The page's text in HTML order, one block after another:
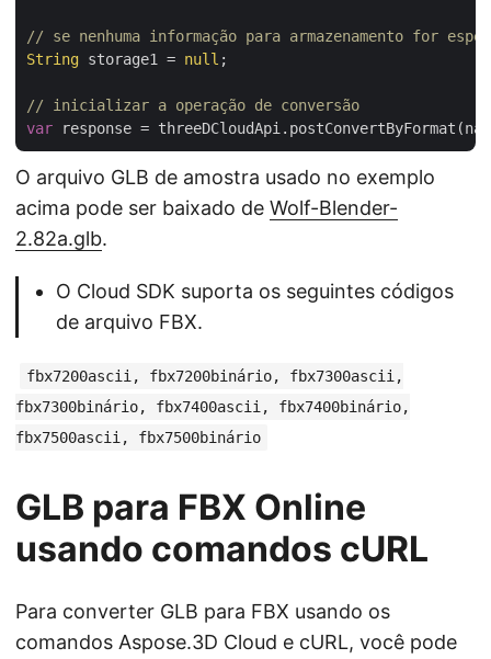
// se nenhuma informação para armazenamento for
String storage1 = null ;
// inicializar a operação de conversão
var response =
O arquivo GLB de amostra usado no exemplo
acima pode ser baixado de Wolf-Blender-
2.82a.glb.
O Cloud SDK suporta os seguintes códigos
de arquivo FBX.
fbx7200ascii, fbx7200binário, fbx7300ascii,
fbx7300binário, fbx7400ascii, fbx7400binário,
fbx7500ascii, fbx7500binário
GLB para FBX Online
usando comandos cURL
Para converter GLB para FBX usando os
comandos Aspose.3D Cloud e cURL, você pode